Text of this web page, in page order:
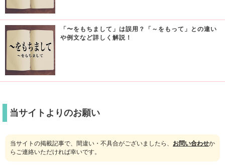
「〜をもちまして」は誤用？「～をもって」との違い
や例文など詳しく解説！
当サイトよりのお願い
当サイトの掲載記事で、間違い・不具合がございましたら、 お問い合わせか
らご連絡いただければ幸いです。